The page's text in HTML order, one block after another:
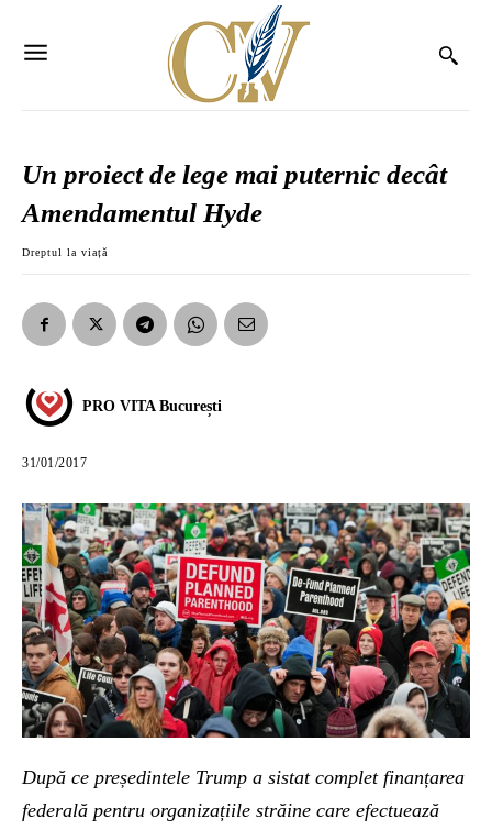
Un proiect de lege mai puternic decât
Amendamentul Hyde
Dreptul la viață
PRO VITA București
31/01/2017
După ce președintele Trump a sistat complet finanțarea
federală pentru organizațiile străine care efectuează